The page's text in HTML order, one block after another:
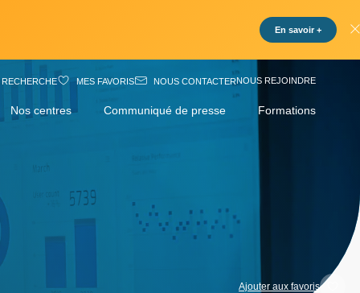
En savoir +
RECHERCHE MES FAVORIS NOUS CONTACTERNOUS REJOINDRE
Nos centres Communiqué de presse Formations
Ajouter aux favoris